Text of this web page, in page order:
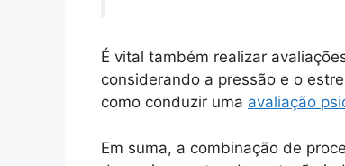
É vital também realizar
considerando a pressão e o
como conduzir uma avaliação
Em suma, a combinação de